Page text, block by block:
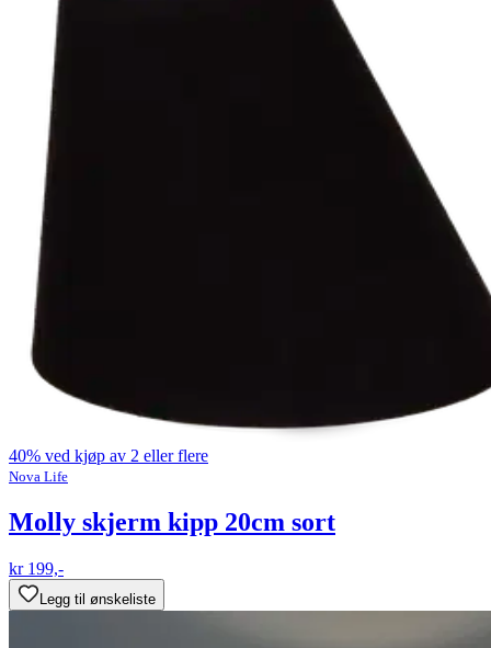
40% ved kjøp av 2 eller flere
Nova Life
Molly skjerm kipp 20cm sort
kr 199,-
Legg til ønskeliste